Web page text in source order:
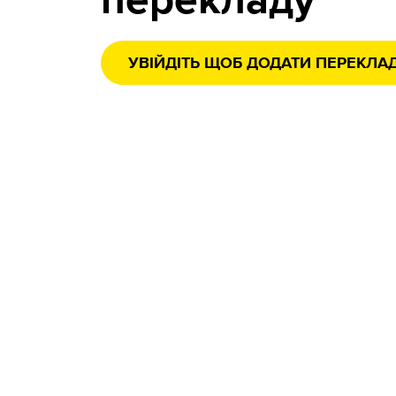
УВІЙДІТЬ ЩОБ ДОДАТИ